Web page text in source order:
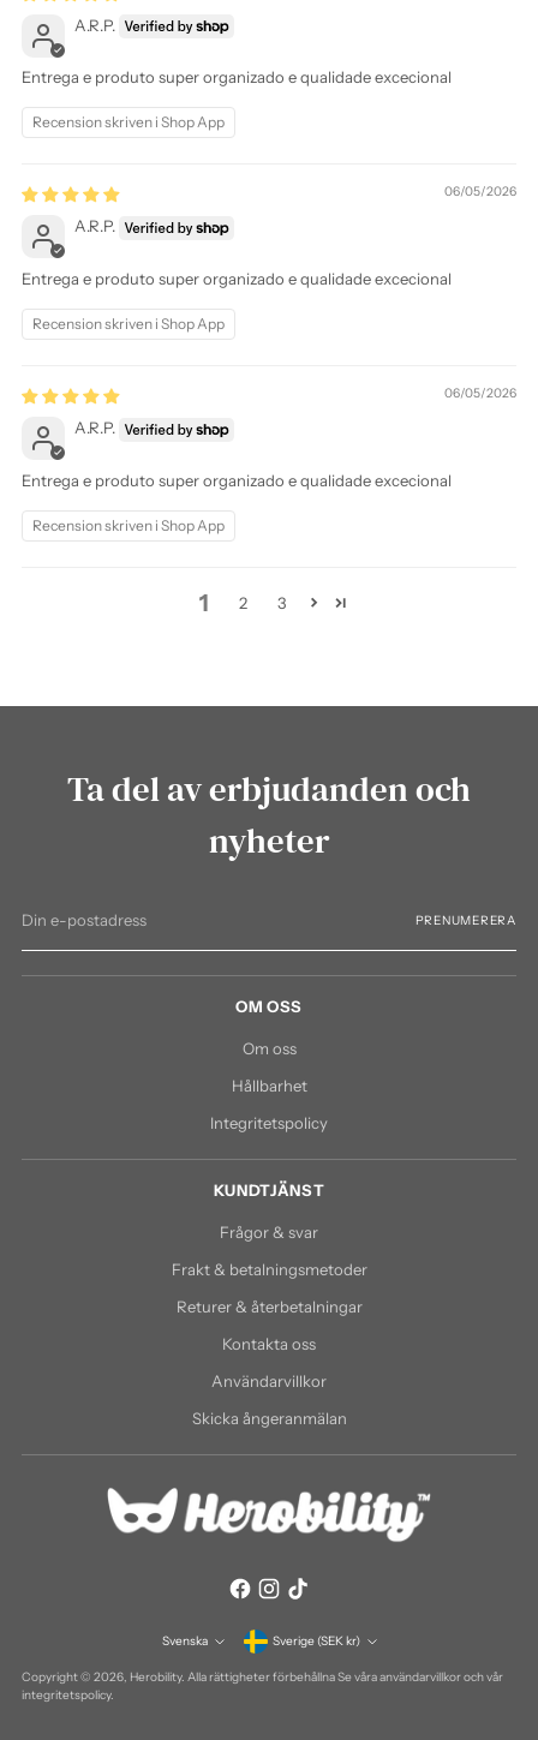
A.R.P.
Entrega e produto super organizado e qualidade excecional
Recension skriven i Shop App
06/05/2026
A.R.P.
Entrega e produto super organizado e qualidade excecional
Recension skriven i Shop App
06/05/2026
A.R.P.
Entrega e produto super organizado e qualidade excecional
Recension skriven i Shop App
1 2 3
Ta del av erbjudanden och
nyheter
e-
postadress
PRENUMERERA
OM OSS
Om oss
Hållbarhet
Integritetspolicy
KUNDTJÄNST
Frågor & svar
Frakt & betalningsmetoder
Returer & återbetalningar
Kontakta oss
Användarvillkor
Skicka ångeranmälan
Språk
Svenska Valuta Sverige (SEK kr)
Copyright © 2026, Herobility. Alla rättigheter förbehållna Se våra användarvillkor och vår
integritetspolicy.